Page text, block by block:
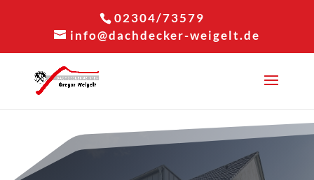
02304/73579
info@dachdecker-weigelt.de